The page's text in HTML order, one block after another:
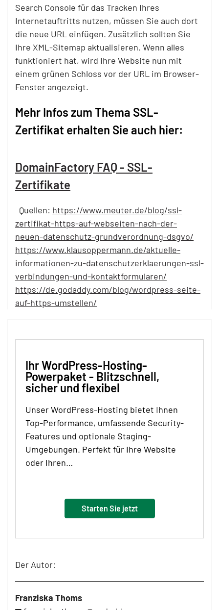
Search Console für das Tracken Ihres
Internetauftritts nutzen, müssen Sie auch dort
die neue URL einfügen. Zusätzlich sollten Sie
Ihre XML-Sitemap aktualisieren. Wenn alles
funktioniert hat, wird Ihre Website nun mit
einem grünen Schloss vor der URL im Browser-
Fenster angezeigt.
Mehr Infos zum Thema SSL-
Zertifikat erhalten Sie auch hier:
DomainFactory FAQ - SSL-
Zertifikate
Quellen: https://www.meuter.de/blog/ssl-
zertifikat-https-auf-webseiten-nach-der-
neuen-datenschutz-grundverordnung-dsgvo/
https://www.klausoppermann.de/aktuelle-
informationen-zu-datenschutzerklaerungen-ssl-
verbindungen-und-kontaktformularen/
https://de.godaddy.com/blog/wordpress-seite-
auf-https-umstellen/
Ihr WordPress-Hosting-
Powerpaket - Blitzschnell,
sicher und flexibel
Unser WordPress-Hosting bietet Ihnen
Top-Performance, umfassende Security-
Features und optionale Staging-
Umgebungen. Perfekt für Ihre Website
oder Ihren…
Starten Sie jetzt
Der Autor:
Franziska Thoms